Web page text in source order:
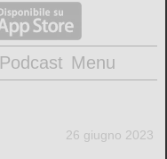
Podcast Menu
26 giugno 2023